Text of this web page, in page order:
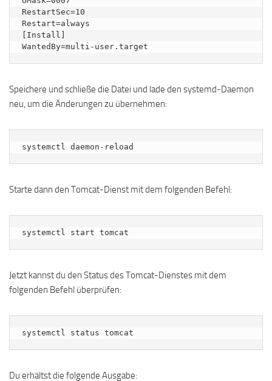
RestartSec=10
Restart=always
[Install]
Speichere und schließe die Datei und lade den systemd-Daemon
neu, um die Änderungen zu übernehmen:
systemctl daemon-reload
Starte dann den Tomcat-Dienst mit dem folgenden Befehl:
systemctl start tomcat
Jetzt kannst du den Status des Tomcat-Dienstes mit dem
folgenden Befehl überprüfen:
systemctl status tomcat
Du erhältst die folgende Ausgabe: